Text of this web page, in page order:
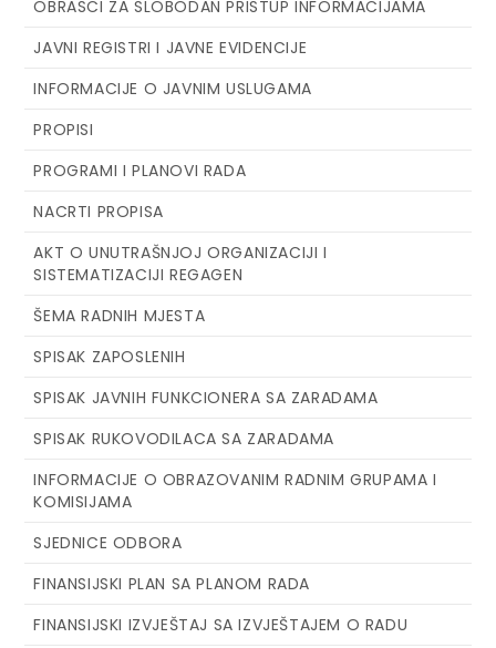
OBRASCI ZA SLOBODAN PRISTUP INFORMACIJAMA
JAVNI REGISTRI I JAVNE EVIDENCIJE
INFORMACIJE O JAVNIM USLUGAMA
PROPISI
PROGRAMI I PLANOVI RADA
NACRTI PROPISA
AKT O UNUTRAŠNJOJ ORGANIZACIJI I
SISTEMATIZACIJI REGAGEN
ŠEMA RADNIH MJESTA
SPISAK ZAPOSLENIH
SPISAK JAVNIH FUNKCIONERA SA ZARADAMA
SPISAK RUKOVODILACA SA ZARADAMA
INFORMACIJE O OBRAZOVANIM RADNIM GRUPAMA I
KOMISIJAMA
SJEDNICE ODBORA
FINANSIJSKI PLAN SA PLANOM RADA
FINANSIJSKI IZVJEŠTAJ SA IZVJEŠTAJEM O RADU